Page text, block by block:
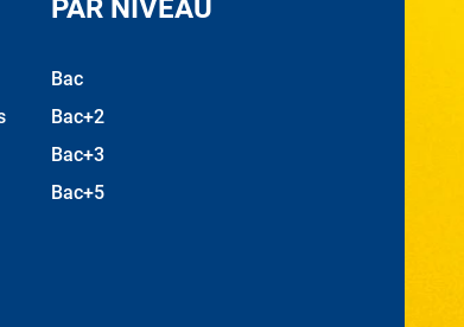
PAR NIVEAU
Bac
Bac+2
Bac+3
Bac+5